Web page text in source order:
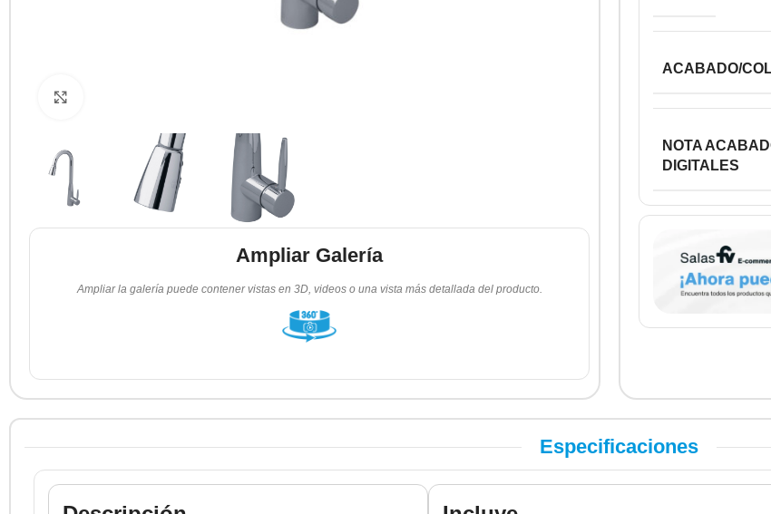
Ampliar Galería
Ampliar la galería puede contener vistas en 3D, videos o una vista más detallada del producto.
ACABADO/
NOTA
DIGITALES
Especificaciones